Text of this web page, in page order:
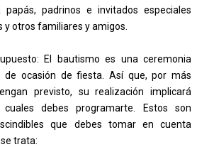
papás, padrinos e invitados especiales
y otros familiares y amigos.
El bautismo es una ceremonia
de ocasión de fiesta. Así que, por más
previsto, su realización implicará
debes programarte. Estos son
que debes tomar en cuenta
trata: